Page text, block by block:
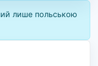
лише польською